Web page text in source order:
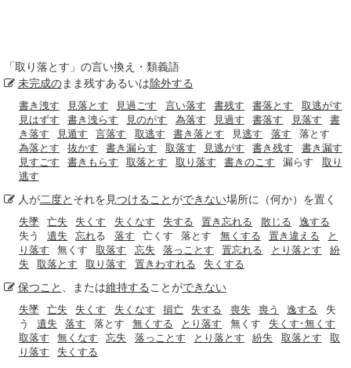
「取り落とす 」の言い換え・類義語
未完成のまま残すあるいは除外する
書き洩す 見落とす 見過ごす 言い落す 書残す 書落とす
取逃がす
見はずす
書き洩らす 見のがす 為落す 見過す 書落す 見落す
書
き落す
見遁す 言落す 取逃す 書き落とす 見逃す 落す
落とす
為落とす
抜かす 書き漏らす 取落す 見逃がす 書き残す
書き漏す
見すごす
書きもらす 取落とす 取り落す 書きのこす 漏らす
取り
逃す
人が二度と それを見つけることができない場所に（何か）を置く
失墜 亡失 失くす 失くなす 失する 置き忘れる 散じる
逸する
失う
遺失 忘れる 落す 亡くす 落とす 無くする 置き違える
と
り落す
無くす 取落す 忘失 落っことす 置忘れる とり落とす
紛
失
取落とす 取り落す 置きわすれる 失くする
保つこと 、または維持する ことができない
失墜 亡失 失くす 失くなす 損亡 失する 喪失 喪う 逸する
失
う
遺失 落す 落とす 無くする とり落す 無くす
失くす･無くす
取落す
無くなす 忘失 落っことす とり落とす 紛失 取落とす
取
り落す
失くする